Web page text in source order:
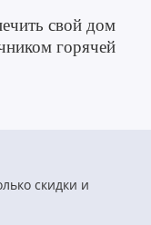
свой дом
горячей
скидки и